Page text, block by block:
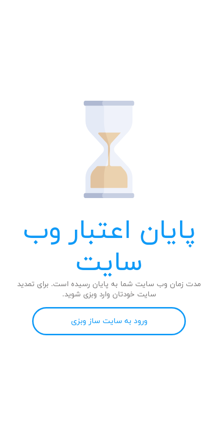
پایان اعتبار وب
سایت
مدت زمان وب سایت شما به پایان رسیده است. برای تمدید
سایت خودتان وارد وبزی شوید.
ورود به سایت ساز وبزی